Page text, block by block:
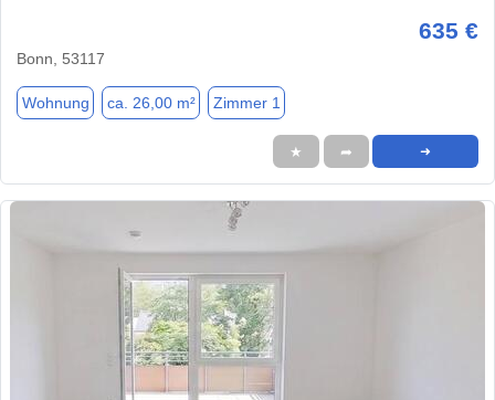
635 €
Bonn, 53117
Wohnung ca. 26,00 m² Zimmer 1
★ ➦ ➜